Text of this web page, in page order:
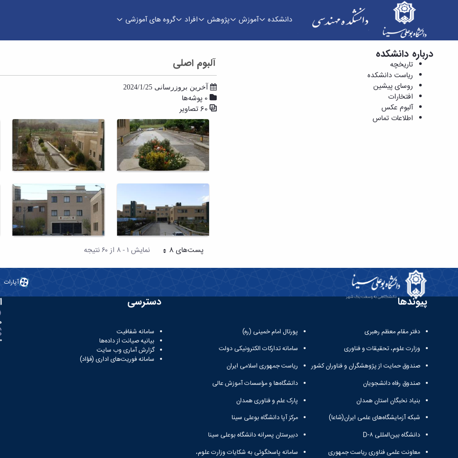
دانشکده آموزش پژوهش افراد گروه های آموزشی
آلبوم اصلی - آلبوم عکس - دانشکده فنی و مهندسی
درباره دانشکده
تاریخچه
ریاست دانشکده
روسای پیشین
افتخارات
آلبوم عکس
اطلاعات تماس
آلبوم اصلی
آخرین بروزرسانی 2024/1/25
0 پوشه‌ها
60 تصاویر
پست‌‌های 8هر صفحه نمایش ۱ - ۸ از ۶۰ نتیجه
آپارات
پیوندها
دفتر مقام معظم رهبری
وزارت علوم، تحقیقات و فناوری
صندوق حمایت از پژوهشگران و فناوران کشور
صندوق رفاه دانشجویان
بنیاد نخبگان استان همدان
شبکه آزمایشگاه‌های علمی ایران(شاعا)
دانشگاه بین‌المللی D-۸
معاونت علمی فناوری ریاست جمهوری
پورتال امام خمینی (ره)
سامانه تدارکات الکترونیکی دولت
ریاست جمهوری اسلامی ایران
دانشگاه‌ها و مؤسسات آموزش عالی
پارک علم و فناوری همدان
مرکز آپا دانشگاه بوعلی سینا
دبیرستان پسرانه دانشگاه بوعلی سینا
سامانه پاسخگوئی به شکایات وزارت علوم،
دسترسی
سامانه شفافیت
بیانیه صیانت از داده‌ها
گزارش آماری وب‌ سایت
سامانه فوریت‌های اداری (فؤاد)